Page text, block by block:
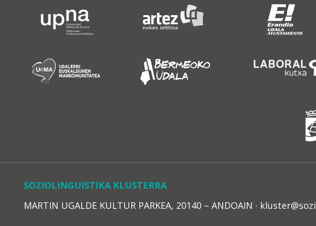
SOZIOLINGUISTIKA KLUSTERRA
MARTIN UGALDE KULTUR PARKEA, 20140 – ANDOAIN ·